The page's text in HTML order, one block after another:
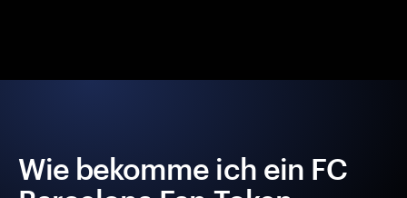
Wie bekomme ich ein FC